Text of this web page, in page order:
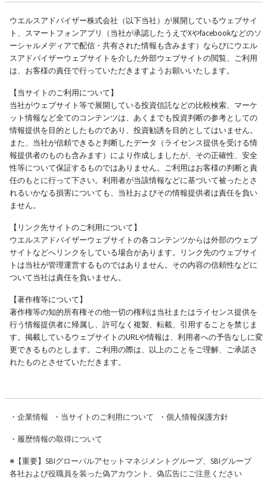
ウエルスアドバイザー株式会社（以下当社）が展開しているウェブサイ
ト、スマートフォンアプリ（当社が承認したうえでXやfacebookなどのソ
ーシャルメディアで配信・共有された情報も含みます）ならびにウエル
スアドバイザーウェブサイトを介した外部ウェブサイトの閲覧、ご利用
は、お客様の責任で行っていただきますようお願いいたします。
【当サイトのご利用について】
当社がウェブサイト等で展開している投資信託などの比較検索、マーケ
ット情報など全てのコンテンツは、あくまでも投資判断の参考としての
情報提供を目的としたものであり、投資勧誘を目的としてはいません。
また、当社が信頼できると判断したデータ（ライセンス提供を受ける情
報提供者のものも含みます）により作成しましたが、その正確性、安全
性等について保証するものではありません。ご利用はお客様の判断と責
任のもとに行って下さい。利用者が当該情報などに基づいて被ったとさ
れるいかなる損害についても、当社およびその情報提供者は責任を負い
ません。
【リンク先サイトのご利用について】
ウエルスアドバイザーウェブサイトの各コンテンツからは外部のウェブ
サイトなどへリンクをしている場合があります。リンク先のウェブサイ
トは当社が管理運営するものではありません。その内容の信頼性などに
ついて当社は責任を負いません。
【著作権等について】
著作権等の知的所有権その他一切の権利は当社またはライセンス提供を
行う情報提供者に帰属し、許可なく複製、転載、引用することを禁じま
す。掲載しているウェブサイトのURLや情報は、利用者への予告なしに変
更できるものとします。ご利用の際は、以上のことをご理解、ご承諾さ
れたものとさせていただきます。
・ 企業情報 ・ 当サイトのご利用について ・ 個人情報保護方針
・ 履歴情報の取得について
※【重要】SBIグローバルアセットマネジメントグループ、SBIグループ
各社および役職員を装った偽アカウント、偽広告にご注意ください